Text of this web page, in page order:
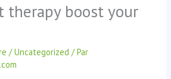
therapy boost your
/Uncategorized / Par